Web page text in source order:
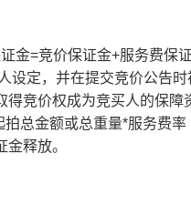
金=竞价保证金+服务费保
设定，并在提交竞价公告
得竞价权成为竞买人的保障
拍总金额或总重量*服务费率
释放。